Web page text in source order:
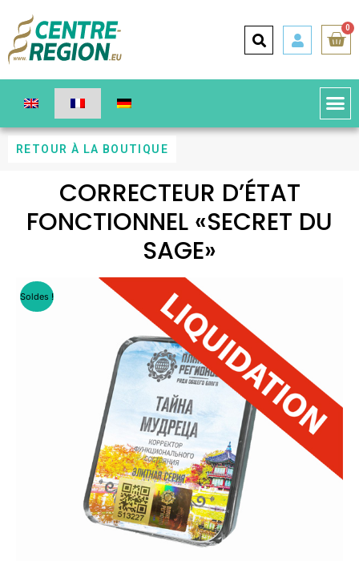
0
RETOUR À LA BOUTIQUE
CORRECTEUR D’ÉTAT
FONCTIONNEL «SECRET DU
SAGE»
Soldes !